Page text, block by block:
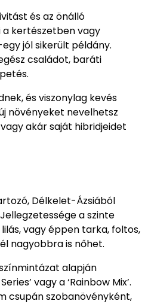
és az önálló
a kertészetben vagy
jól sikerült példány.
családot, baráti
és viszonylag kevés
növényeket nevelhetsz
akár saját hibridjeidet
Délkelet-Ázsiából
a szinte
vagy éppen tarka, foltos,
nagyobbra is nőhet.
alapján
vagy a ‘Rainbow Mix’.
csupán szobanövényként,